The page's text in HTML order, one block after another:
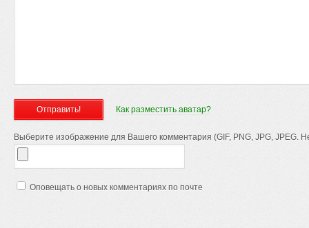
Как разместить аватар?
Выберите изображение для Вашего комментария (GIF, PNG, JPG, JPEG.
Оповещать о новых комментариях по почте